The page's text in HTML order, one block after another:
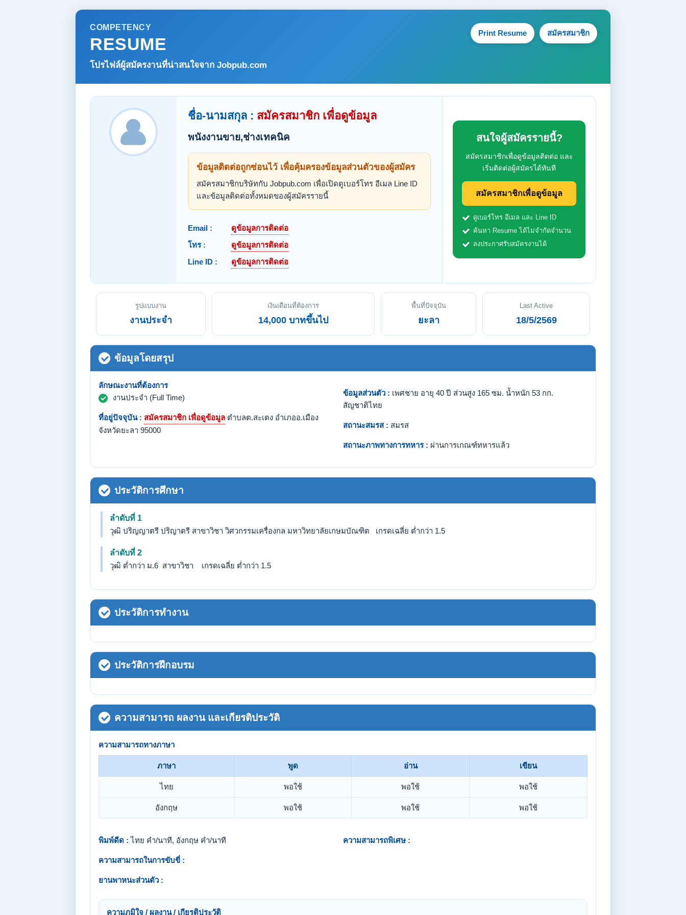
COMPETENCY
RESUME
โปรไฟล์ผู้สมัครงานที่น่าสนใจจาก Jobpub.com
Print Resume สมัครสมาชิก
ชื่อ-นามสกุล : สมัครสมาชิก เพื่อดูข้อมูล
พนังงานขาย,ช่างเทคนิค
ข้อมูลติดต่อถูกซ่อนไว้ เพื่อคุ้มครองข้อมูลส่วนตัวของผู้สมัคร
สมัครสมาชิกบริษัทกับ Jobpub.com เพื่อเปิดดูเบอร์โทร อีเมล Line ID
และข้อมูลติดต่อทั้งหมดของผู้สมัครรายนี้
Email :
ดูข้อมูลการติดต่อ
โทร :
ดูข้อมูลการติดต่อ
Line ID :
ดูข้อมูลการติดต่อ
สนใจผู้สมัครรายนี้?
สมัครสมาชิกเพื่อดูข้อมูลติดต่อ และ
เริ่มติดต่อผู้สมัครได้ทันที
สมัครสมาชิกเพื่อดูข้อมูล
ดูเบอร์โทร อีเมล และ Line ID
ค้นหา Resume ได้ไม่จำกัดจำนวน
ลงประกาศรับสมัครงานได้
รูปแบบงาน
งานประจำ
เงินเดือนที่ต้องการ
14,000 บาทขึ้นไป
พื้นที่ปัจจุบัน
ยะลา
Last Active
18/5/2569
ข้อมูลโดยสรุป
ลักษณะงานที่ต้องการ
งานประจำ (Full Time)
ที่อยู่ปัจจุบัน : สมัครสมาชิก เพื่อดูข้อมูล ตำบลต.สะเตง อำเภออ.เมือง
จังหวัดยะลา 95000
ข้อมูลส่วนตัว : เพศชาย อายุ 40 ปี ส่วนสูง 165 ซม. น้ำหนัก 53 กก.
สัญชาติไทย
สถานะสมรส : สมรส
สถานะภาพทางการทหาร : ผ่านการเกณฑ์ทหารแล้ว
ประวัติการศึกษา
ลำดับที่ 1
วุฒิ ปริญญาตรี ปริญาตรี สาขาวิชา วิศวกรรมเครื่องกล มหาวิทยาลัยเกษมบัณฑิต เกรดเฉลี่ย ต่ำกว่า 1.5
ลำดับที่ 2
วุฒิ ต่ำกว่า ม.6 สาขาวิชา เกรดเฉลี่ย ต่ำกว่า 1.5
ประวัติการทำงาน
ประวัติการฝึกอบรม
ความสามารถ ผลงาน และเกียรติประวัติ
ความสามารถทางภาษา
ภาษา พูด อ่าน เขียน
ไทย พอใช้ พอใช้ พอใช้
อังกฤษ พอใช้ พอใช้ พอใช้
พิมพ์ดีด : ไทย คำ/นาที, อังกฤษ คำ/นาที
ความสามารถในการขับขี่ :
ยานพาหนะส่วนตัว :
ความสามารถพิเศษ :
ความภูมิใจ / ผลงาน / เกียรติประวัติ